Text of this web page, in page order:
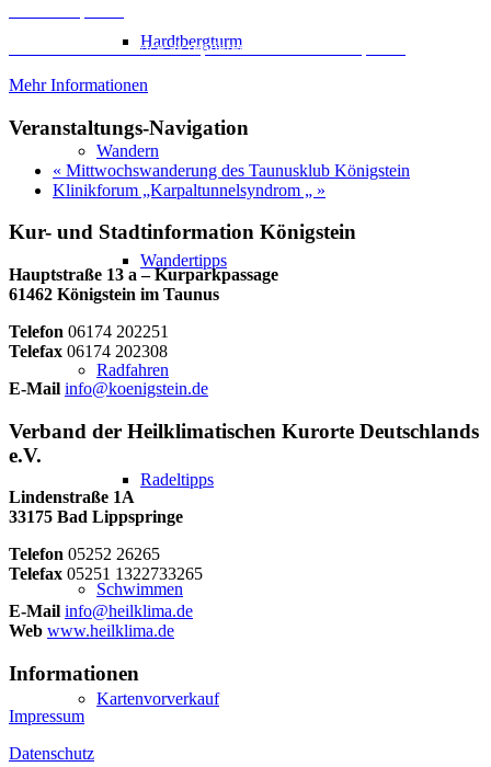
Hardtbergturm
Wandern
Wandertipps
Radfahren
Radeltipps
Schwimmen
Kartenvorverkauf
Erforderlichen Service akzeptieren und Inhalte entsperren
Mehr Informationen
Veranstaltungs-Navigation
« Mittwochswanderung des Taunusklub Königstein
Klinikforum „Karpaltunnelsyndrom „ »
Kur- und Stadtinformation Königstein
Hauptstraße 13 a – Kurparkpassage
61462 Königstein im Taunus
Telefon 06174 202251
Telefax 06174 202308
E-Mail info@koenigstein.de
Verband der Heilklimatischen Kurorte Deutschlands
e.V.
Lindenstraße 1A
33175 Bad Lippspringe
Telefon 05252 26265
Telefax 05251 1322733265
E-Mail info@heilklima.de
Web www.heilklima.de
Informationen
Impressum
Datenschutz